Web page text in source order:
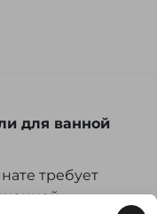
для ванной
требует